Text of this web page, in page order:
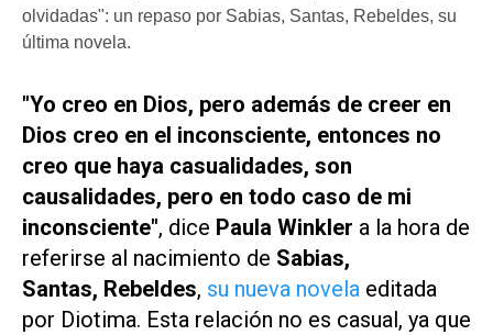
olvidadas": un repaso por Sabias, Santas, Rebeldes, su
última novela.
"Yo creo en Dios, pero además de creer en
Dios creo en el inconsciente, entonces no
creo que haya casualidades, son
causalidades, pero en todo caso de mi
inconsciente", dice Paula Winkler a la hora de
referirse al nacimiento de Sabias,
Santas, Rebeldes, su nueva novela editada
por Diotima. Esta relación no es casual, ya que